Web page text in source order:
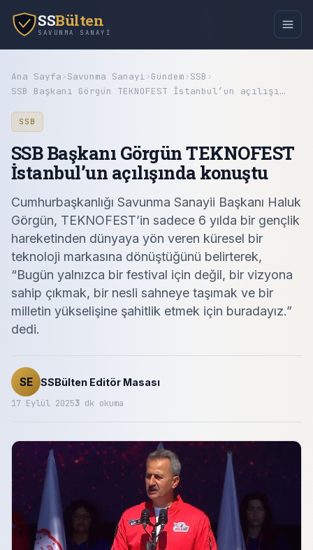
SSBülten
SAVUNMA SANAYI
Ana Sayfa› Savunma Sanayi› Gündem› SSB ›
SSB Başkanı Görgün TEKNOFEST İstanbul’un açılışı…
SSB
SSB Başkanı Görgün TEKNOFEST
İstanbul’un açılışında konuştu
Cumhurbaşkanlığı Savunma Sanayii Başkanı Haluk
Görgün, TEKNOFEST’in sadece 6 yılda bir gençlik
hareketinden dünyaya yön veren küresel bir
teknoloji markasına dönüştüğünü belirterek,
“Bugün yalnızca bir festival için değil, bir vizyona
sahip çıkmak, bir nesli sahneye taşımak ve bir
milletin yükselişine şahitlik etmek için buradayız.”
dedi.
SE SSBülten Editör Masası
17 Eylül 20253 dk okuma